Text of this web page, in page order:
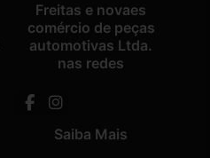
Freitas e novaes
comércio de peças
automotivas Ltda.
nas redes
Saiba Mais